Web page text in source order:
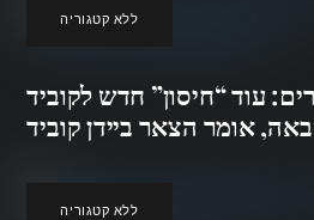
ללא קטגוריה
עוד “חיסון” חדש לקוביד
אומר הצאר ביידן קוביד
ללא קטגוריה